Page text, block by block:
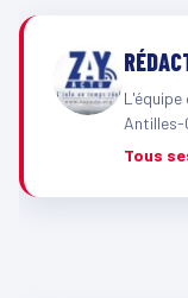
Antilles-
Tous